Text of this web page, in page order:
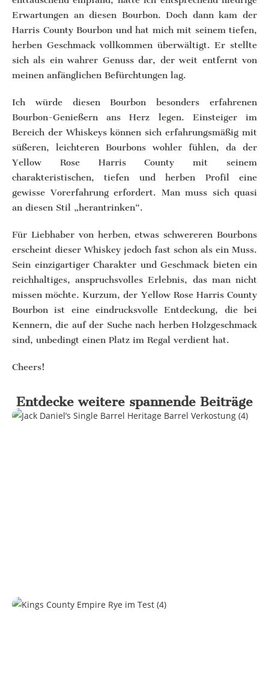
Erwartungen an diesen Bourbon. Doch dann kam der
Harris County Bourbon und hat mich mit seinem tiefen,
herben Geschmack vollkommen überwältigt. Er stellte
sich als ein wahrer Genuss dar, der weit entfernt von
meinen anfänglichen Befürchtungen lag.
Ich würde diesen Bourbon besonders erfahrenen
Bourbon-Genießern ans Herz legen. Einsteiger im
Bereich der Whiskeys können sich erfahrungsmäßig mit
süßeren, leichteren Bourbons wohler fühlen, da der
Yellow Rose Harris County mit seinem
charakteristischen, tiefen und herben Profil eine
gewisse Vorerfahrung erfordert. Man muss sich quasi
an diesen Stil „herantrinken“.
Für Liebhaber von herben, etwas schwereren Bourbons
erscheint dieser Whiskey jedoch fast schon als ein Muss.
Sein einzigartiger Charakter und Geschmack bieten ein
reichhaltiges, anspruchsvolles Erlebnis, das man nicht
missen möchte. Kurzum, der Yellow Rose Harris County
Bourbon ist eine eindrucksvolle Entdeckung, die bei
Kennern, die auf der Suche nach herben Holzgeschmack
sind, unbedingt einen Platz im Regal verdient hat.
Cheers!
Entdecke weitere spannende Beiträge